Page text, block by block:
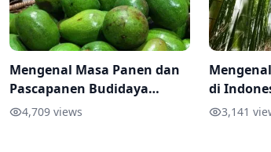
Mengenal Masa Panen dan
Pascapanen Budidaya
Alpukat
4,709 views
di
3,141